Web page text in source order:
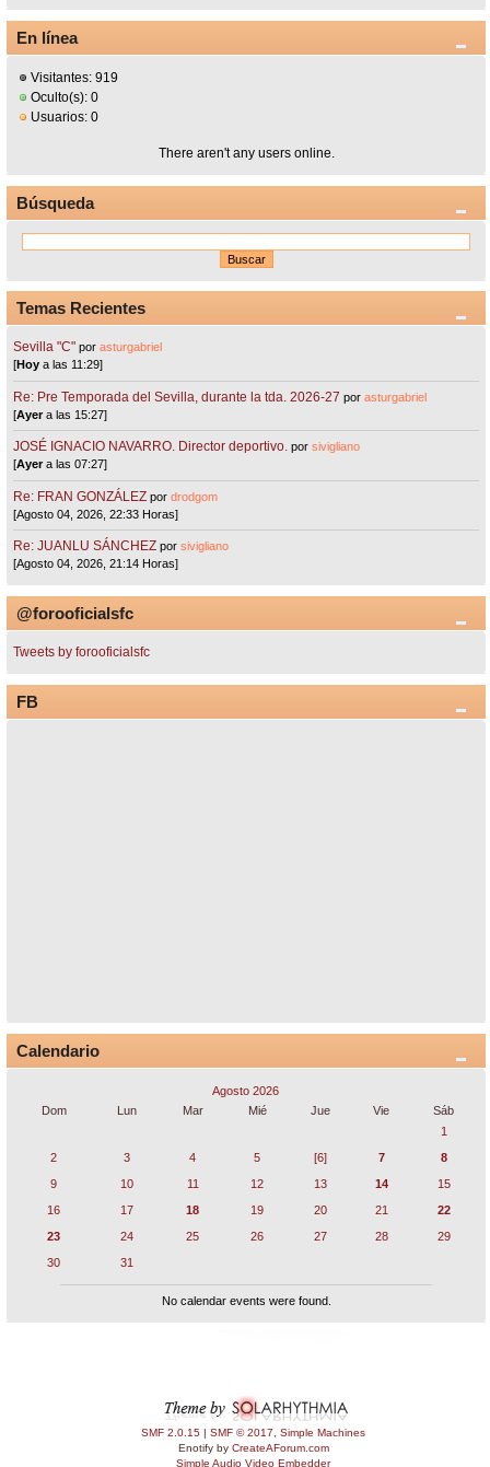
En línea
Visitantes: 919
Oculto(s): 0
Usuarios: 0
There aren't any users online.
Búsqueda
Temas Recientes
Sevilla "C"porasturgabriel
[Hoy a las 11:29]
Re: Pre Temporada del Sevilla, durante la tda. 2026-27 porasturgabriel
[Ayera las 15:27]
JOSÉ IGNACIO NAVARRO. Director deportivo. porsivigliano
[Ayera las 07:27]
Re: FRAN GONZÁLEZ pordrodgom
[Agosto 04, 2026, 22:33 Horas]
Re: JUANLU SÁNCHEZ porsivigliano
[Agosto 04, 2026, 21:14 Horas]
@forooficialsfc
Tweets by forooficialsfc
FB
Calendario
Agosto 2026
Dom
Lun Mar Mié Jue Vie
Sáb
1
2
3 4 5 [6] 7
8
9
10 11 12 13 14
15
16
17 18 19 20 21
22
23
24 25 26 27 28
29
30
31
No calendar events were found.
SMF 2.0.15 | SMF © 2017
Simple Machines
Enotify by CreateAForum.com
Simple Audio Video Embedder